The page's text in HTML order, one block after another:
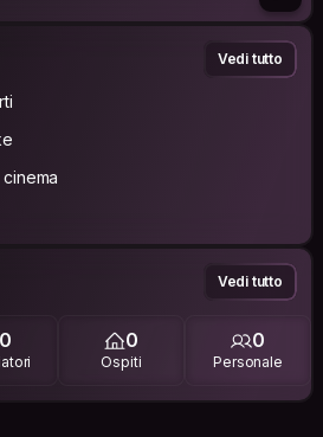
Vedi tutto
Vedi tutto
0 0
Ospiti
0
Personale